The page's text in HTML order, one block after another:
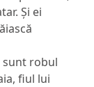
Și ei
sunt robul
fiul lui